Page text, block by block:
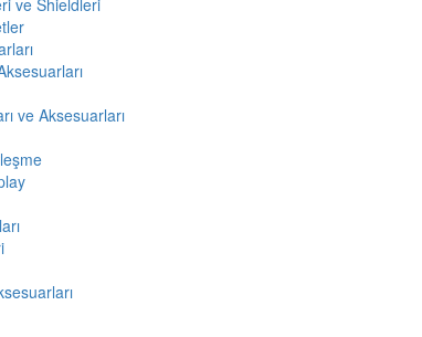
ve Shieldleri
ve Aksesuarları